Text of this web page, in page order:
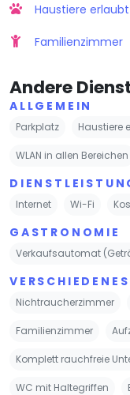
Haustiere erlaubt
Familienzimmer
Andere
ALLGEMEIN
Parkplatz Haustiere
WLAN in allen Bereichen
Internet Wi-Fi
GASTRONOMIE
Verkaufsautomat
VERSCHIEDENES
Nichtraucherzimmer
Familienzimmer
Komplett rauchfreie
WC mit Haltegriffen